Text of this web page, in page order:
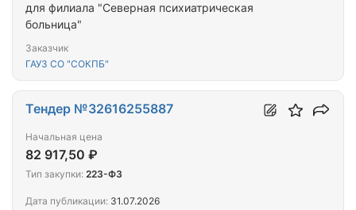
для филиала "Северная психиатрическая
больница"
Заказчик
ГАУЗ СО "СОКПБ"
Тендер №32616255887
Начальная цена
82 917,50 ₽
Тип закупки: 223-ФЗ
Дата публикации: 31.07.2026